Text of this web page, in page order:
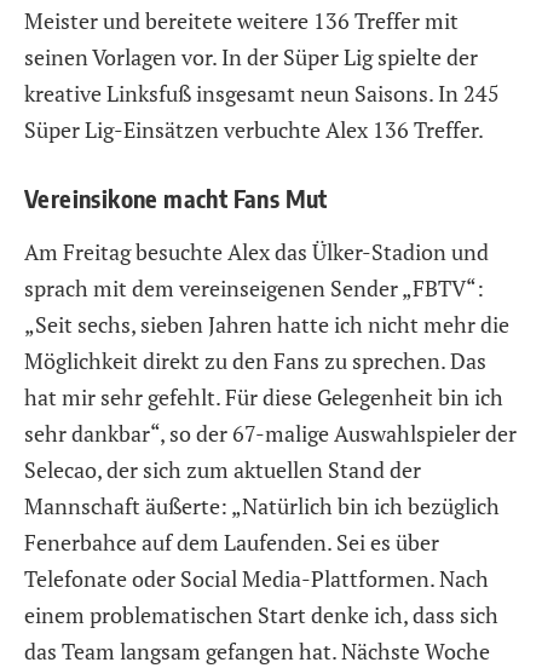
Meister und bereitete weitere 136 Treffer mit
seinen Vorlagen vor. In der Süper Lig spielte der
kreative Linksfuß insgesamt neun Saisons. In 245
Süper Lig-Einsätzen verbuchte Alex 136 Treffer.
Vereinsikone macht Fans Mut
Am Freitag besuchte Alex das Ülker-Stadion und
sprach mit dem vereinseigenen Sender „FBTV“:
„Seit sechs, sieben Jahren hatte ich nicht mehr die
Möglichkeit direkt zu den Fans zu sprechen. Das
hat mir sehr gefehlt. Für diese Gelegenheit bin ich
sehr dankbar“, so der 67-malige Auswahlspieler der
Selecao, der sich zum aktuellen Stand der
Mannschaft äußerte: „Natürlich bin ich bezüglich
Fenerbahce auf dem Laufenden. Sei es über
Telefonate oder Social Media-Plattformen. Nach
einem problematischen Start denke ich, dass sich
das Team langsam gefangen hat. Nächste Woche